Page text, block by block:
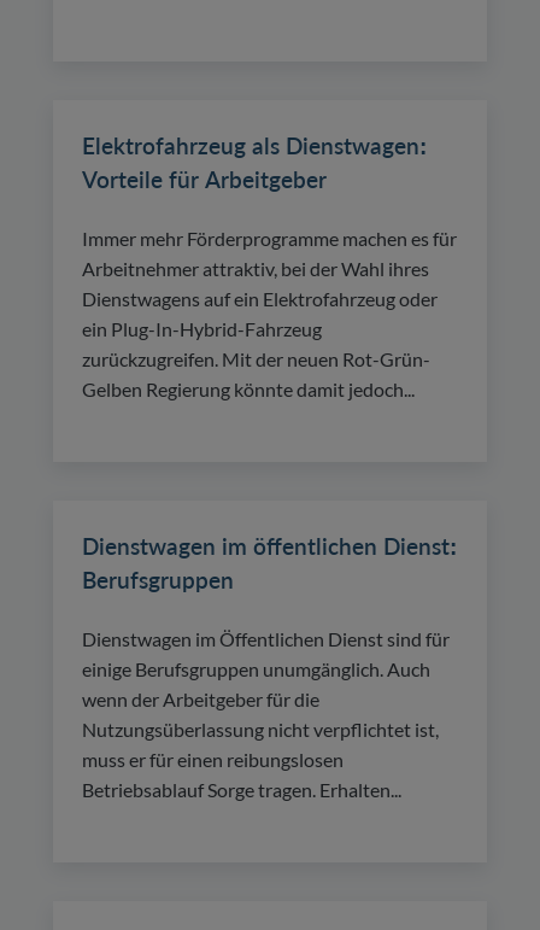
Elektrofahrzeug als Dienstwagen:
Vorteile für Arbeitgeber
Immer mehr Förderprogramme machen es für
Arbeitnehmer attraktiv, bei der Wahl ihres
Dienstwagens auf ein Elektrofahrzeug oder
ein Plug-In-Hybrid-Fahrzeug
zurückzugreifen. Mit der neuen Rot-Grün-
Gelben Regierung könnte damit jedoch...
Dienstwagen im öffentlichen Dienst:
Berufsgruppen
Dienstwagen im Öffentlichen Dienst sind für
einige Berufsgruppen unumgänglich. Auch
wenn der Arbeitgeber für die
Nutzungsüberlassung nicht verpflichtet ist,
muss er für einen reibungslosen
Betriebsablauf Sorge tragen. Erhalten...